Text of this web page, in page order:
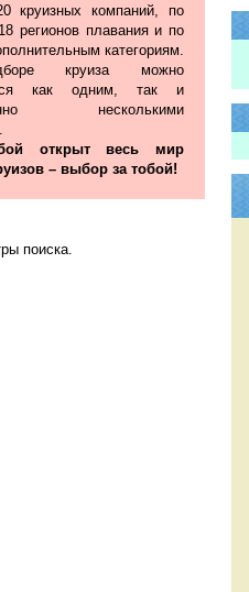
круизных компаний, по
регионов плавания и по
категориям.
круиза можно
как одним, так и
несколькими
открыт весь мир
– выбор за тобой!
поиска.